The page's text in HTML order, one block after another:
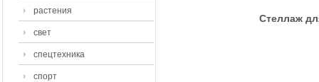
растения
свет
спецтехника
спорт
Стеллаж